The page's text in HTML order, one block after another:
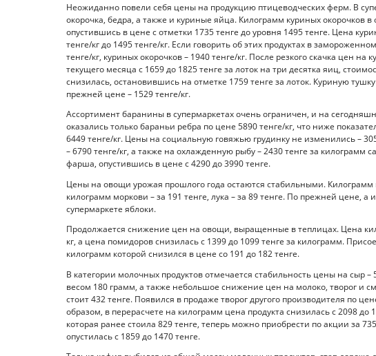
Неожиданно повели себя цены на продукцию птицеводческих ферм. В
окорочка, бедра, а также и куриные яйца. Килограмм куриных окорочков
опустившись в цене с отметки 1735 тенге до уровня 1495 тенге. Цена
тенге/кг до 1495 тенге/кг. Если говорить об этих продуктах в
тенге/кг, куриных окорочков – 1940 тенге/кг. После резкого скачка цен
текущего месяца с 1659 до 1825 тенге за лоток на три десятка яиц,
снизилась, остановившись на отметке 1759 тенге за лоток. Куриную
прежней цене – 1529 тенге/кг.
Ассортимент баранины в супермаркетах очень ограничен, и на
оказались только бараньи ребра по цене 5890 тенге/кг, что ниже
6449 тенге/кг. Цены на социальную говяжью грудинку не изменились –
– 6790 тенге/кг, а также на охлажденную рыбу – 2430 тенге за килограмм
фарша, опустившись в цене с 4290 до 3990 тенге.
Цены на овощи урожая прошлого года остаются стабильными. Килограмм
килограмм моркови – за 191 тенге, лука – за 89 тенге. По прежней цене, а
супермаркете яблоки.
Продолжается снижение цен на овощи, выращенные в теплицах. Цена
кг, а цена помидоров снизилась с 1399 до 1099 тенге за килограмм.
килограмм которой снизился в цене со 191 до 182 тенге.
В категории молочных продуктов отмечается стабильность цены на сыр –
весом 180 грамм, а также небольшое снижение цен на молоко, творог и
стоит 432 тенге. Появился в продаже творог другого производителя по
образом, в перерасчете на килограмм цена продукта снизилась с 2098
которая ранее стоила 829 тенге, теперь можно приобрести по акции за
опустилась с 1859 до 1470 тенге.